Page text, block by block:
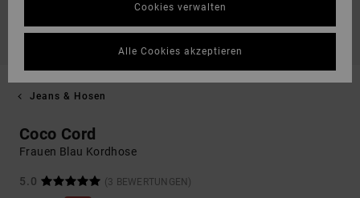
Jeans & Hosen
Coco Cord
Frauen Blau Kordhose
5.0
(3 BEWERTUNGEN)
Cookies verwalten
Alle Cookies akzeptieren